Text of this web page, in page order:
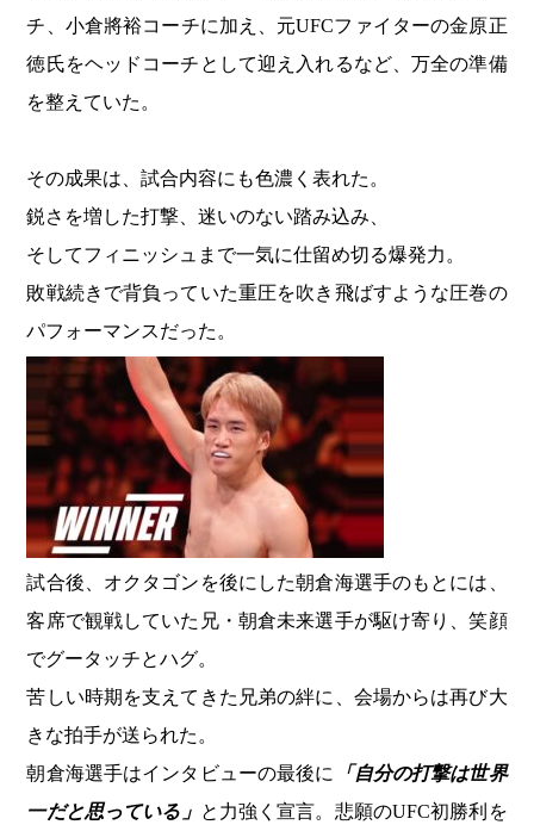
チ、小倉將裕コーチに加え、元UFCファイターの金原正
徳氏をヘッドコーチとして迎え入れるなど、万全の準備
を整えていた。
その成果は、試合内容にも色濃く表れた。
鋭さを増した打撃、迷いのない踏み込み、
そしてフィニッシュまで一気に仕留め切る爆発力。
敗戦続きで背負っていた重圧を吹き飛ばすような圧巻の
パフォーマンスだった。
試合後、オクタゴンを後にした朝倉海選手のもとには、
客席で観戦していた兄・朝倉未来選手が駆け寄り、笑顔
でグータッチとハグ。
苦しい時期を支えてきた兄弟の絆に、会場からは再び大
きな拍手が送られた。
朝倉海選手はインタビューの最後に
「自分の打撃は世界
一だと思っている」 と力強く宣言。悲願のUFC初勝利を